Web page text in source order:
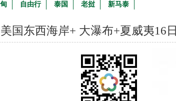
自由行 泰国 老挝 新马泰
国东西海岸+ 大瀑布+夏威夷16日